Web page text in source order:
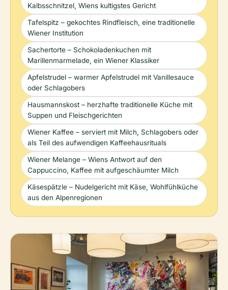
Kalbsschnitzel, Wiens kultigstes Gericht
Tafelspitz – gekochtes Rindfleisch, eine traditionelle
Wiener Institution
Sachertorte – Schokoladenkuchen mit
Marillenmarmelade, ein Wiener Klassiker
Apfelstrudel – warmer Apfelstrudel mit Vanillesauce
oder Schlagobers
Hausmannskost – herzhafte traditionelle Küche mit
Suppen und Fleischgerichten
Wiener Kaffee – serviert mit Milch, Schlagobers oder
als Teil des aufwendigen Kaffeehausrituals
Wiener Melange – Wiens Antwort auf den
Cappuccino, Kaffee mit aufgeschäumter Milch
Käsespätzle – Nudelgericht mit Käse, Wohlfühlküche
aus den Alpenregionen